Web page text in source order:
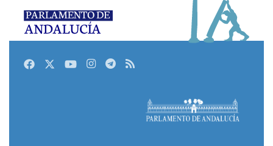
FacebookTwitterYoutubeInstagram
Telegram
RSS